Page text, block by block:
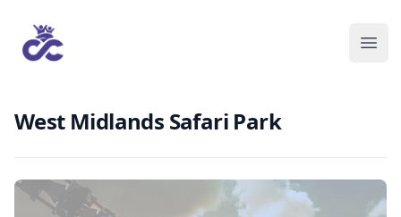
West Midlands Safari Park